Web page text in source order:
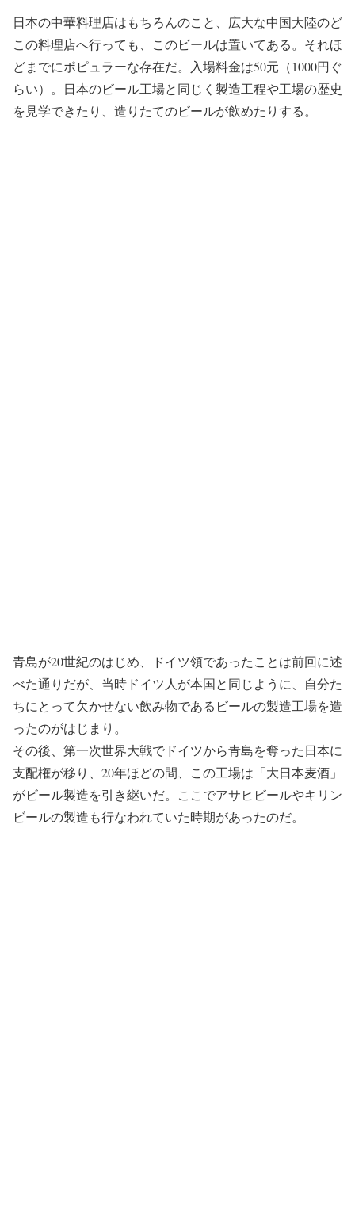
日本の中華料理店はもちろんのこと、広大な中国大陸のど
この料理店へ行っても、このビールは置いてある。それほ
どまでにポピュラーな存在だ。入場料金は50元（1000円ぐ
らい）。日本のビール工場と同じく製造工程や工場の歴史
を見学できたり、造りたてのビールが飲めたりする。
青島が20世紀のはじめ、ドイツ領であったことは前回に述
べた通りだが、当時ドイツ人が本国と同じように、自分た
ちにとって欠かせない飲み物であるビールの製造工場を造
ったのがはじまり。
その後、第一次世界大戦でドイツから青島を奪った日本に
支配権が移り、20年ほどの間、この工場は「大日本麦酒」
がビール製造を引き継いだ。ここでアサヒビールやキリン
ビールの製造も行なわれていた時期があったのだ。